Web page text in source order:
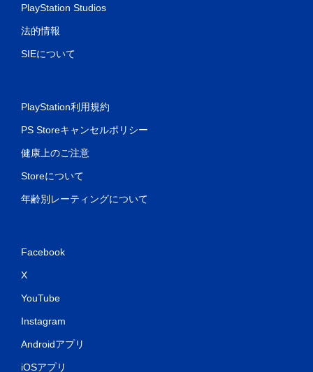
PlayStation Studios
法的情報
SIEについて
PlayStation利用規約
PS Storeキャンセルポリシー
健康上のご注意
Storeについて
年齢別レーティングについて
Facebook
X
YouTube
Instagram
Androidアプリ
iOSアプリ